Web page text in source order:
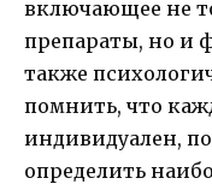
включающее не
препараты, но и
также
помнить, что
индивидуален,
определить